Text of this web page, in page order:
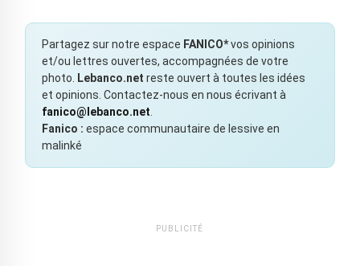
Partagez sur notre espace FANICO*vos opinions
et/ou lettres ouvertes, accompagnées de votre
photo.
Lebanco.net reste ouvert à toutes les idées
et opinions. Contactez-nous en nous écrivant à
fanico@lebanco.net
Fanico : espace communautaire de lessive en
malinké
PUBLICITÉ